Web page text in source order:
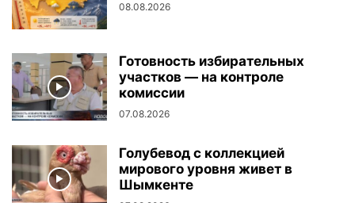
08.08.2026
Готовность избирательных
участков — на контроле
комиссии
07.08.2026
Голубевод с коллекцией
мирового уровня живет в
Шымкенте